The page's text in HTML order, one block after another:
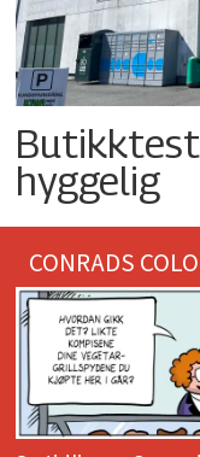
hyggelig
CONRADS